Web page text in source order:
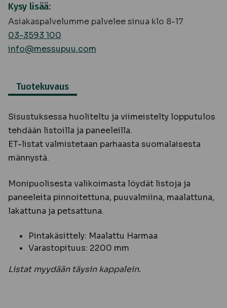
Kysy lisää:
Asiakaspalvelumme palvelee sinua klo 8-17
03-3593 100
info@messupuu.com
Tuotekuvaus
Sisustuksessa huoliteltu ja viimeistelty lopputulos
tehdään listoilla ja paneeleilla.
ET-listat valmistetaan parhaasta suomalaisesta
männystä.
Monipuolisesta valikoimasta löydät listoja ja
paneeleita pinnoitettuna, puuvalmiina, maalattuna,
lakattuna ja petsattuna.
Pintakäsittely: Maalattu Harmaa
Varastopituus: 2200 mm
Listat myydään täysin kappalein.